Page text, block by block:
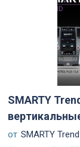
SMARTY
от SMARTY Trend